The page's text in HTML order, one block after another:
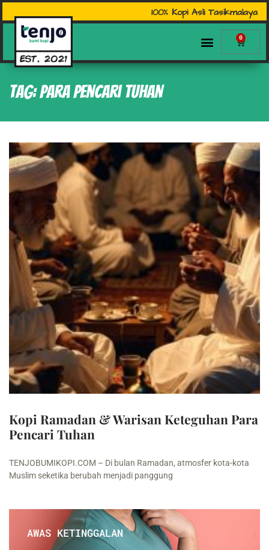
100% Kopi Asli Tasikmalaya
0
Tag: Para Pencari Tuhan
Kopi Ramadan & Warisan Keteguhan Para
Pencari Tuhan
TENJOBUMIKOPI.COM – Di bulan Ramadan, atmosfer kota-kota
Muslim seketika berubah menjadi panggung
AWAS KETINGGALAN